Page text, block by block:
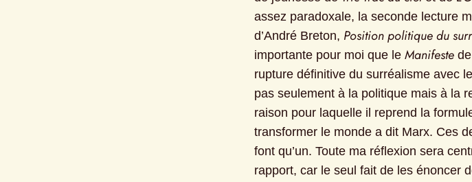
assez paradoxale, la seconde lecture
d’André Breton, Position politique du
importante pour moi que le Manifeste de
rupture définitive du surréalisme avec
pas seulement à la politique mais à la
raison pour laquelle il reprend la
transformer le monde a dit Marx. Ces
font qu’un. Toute ma réflexion sera
rapport, car le seul fait de les énoncer